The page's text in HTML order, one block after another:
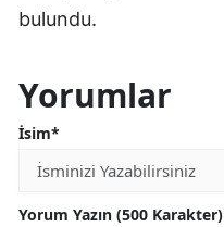
bulundu.
Yorumlar
İsim*
Yorum Yazın (500 Karakter)